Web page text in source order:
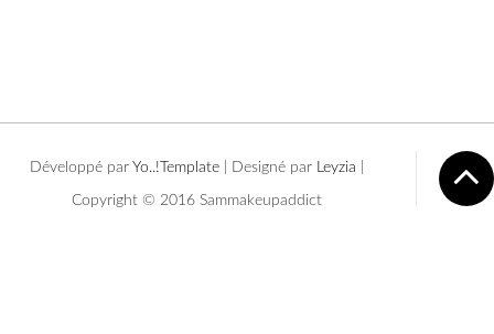
Copyright © 2016 Sammakeupaddict